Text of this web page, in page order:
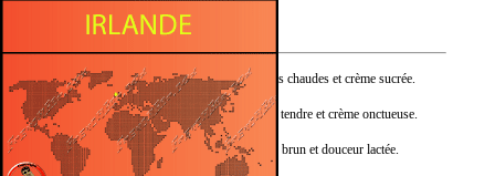
Nez : Citrouille douce, épices chaudes et crème sucrée.
Bouche : Gâteau épicé, cannelle tendre et crème onctueuse.
Finale : Muscade légère, sucre brun et douceur lactée.